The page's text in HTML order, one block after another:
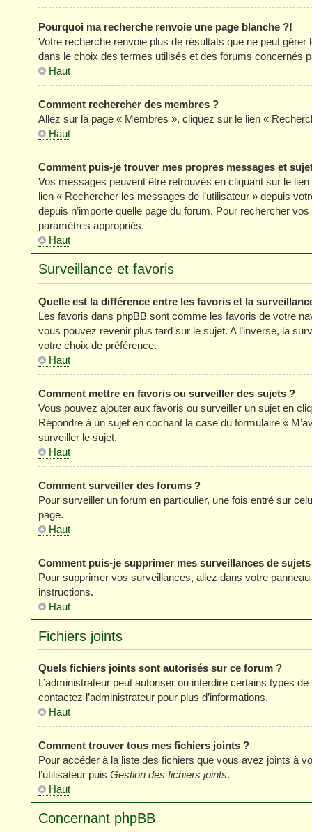
Pourquoi ma recherche renvoie une page blanche ?!
Votre recherche renvoie plus de résultats que ne peut
dans le choix des termes utilisés et des forums concernés
Haut
Comment rechercher des membres ?
Allez sur la page « Membres », cliquez sur le lien «
Haut
Comment puis-je trouver mes propres messages et
Vos messages peuvent être retrouvés en cliquant sur le
lien « Rechercher les messages de l’utilisateur » depuis
depuis n’importe quelle page du forum. Pour rechercher
paramètres appropriés.
Haut
Surveillance et favoris
Quelle est la différence entre les favoris et la
Les favoris dans phpBB sont comme les favoris de votre
vous pouvez revenir plus tard sur le sujet. A l’inverse, la
votre choix de préférence.
Haut
Comment mettre en favoris ou surveiller des sujets ?
Vous pouvez ajouter aux favoris ou surveiller un sujet en
Répondre à un sujet en cochant la case du formulaire «
surveiller le sujet.
Haut
Comment surveiller des forums ?
Pour surveiller un forum en particulier, une fois entré sur
page.
Haut
Comment puis-je supprimer mes surveillances de
Pour supprimer vos surveillances, allez dans votre
instructions.
Haut
Fichiers joints
Quels fichiers joints sont autorisés sur ce forum ?
L’administrateur peut autoriser ou interdire certains types
contactez l’administrateur pour plus d’informations.
Haut
Comment trouver tous mes fichiers joints ?
Pour accéder à la liste des fichiers que vous avez joints à
l’utilisateur puis Gestion des fichiers joints.
Haut
Concernant phpBB